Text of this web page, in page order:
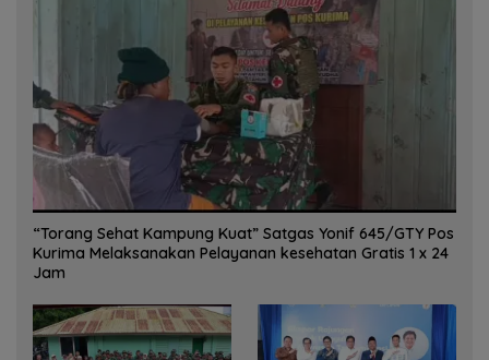
“Torang Sehat Kampung Kuat” Satgas Yonif 645/GTY Pos
Kurima Melaksanakan Pelayanan kesehatan Gratis 1 x 24
Jam